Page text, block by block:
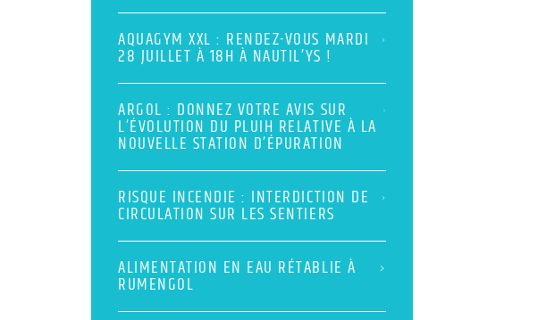
AQUAGYM XXL : RENDEZ-VOUS MARDI
28 JUILLET À 18H À NAUTIL’YS !
ARGOL : DONNEZ VOTRE AVIS SUR
L’ÉVOLUTION DU PLUIH RELATIVE À LA
NOUVELLE STATION D’ÉPURATION
RISQUE INCENDIE : INTERDICTION DE
CIRCULATION SUR LES SENTIERS
ALIMENTATION EN EAU RÉTABLIE À
RUMENGOL